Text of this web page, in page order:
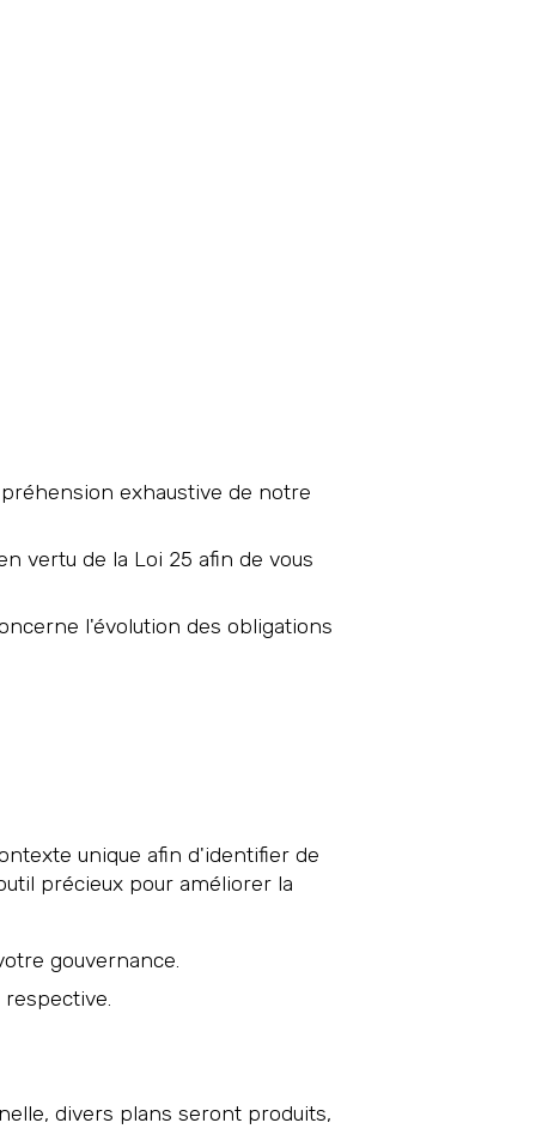
exhaustive de notre
vertu de la Loi 25 afin de vous
l'évolution des obligations
unique afin d'identifier de
précieux pour améliorer la
gouvernance.
divers plans seront produits,